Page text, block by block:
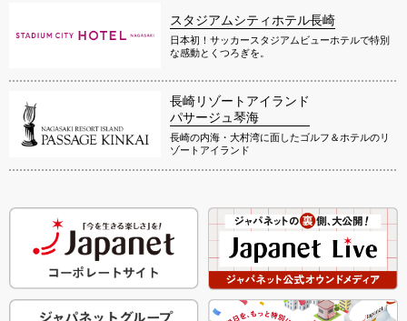
スタジアムシティホテル長崎
日本初！サッカースタジアムビューホテルで特別
な感動とくつろぎを。
長崎リゾートアイランド
パサージュ琴海
長崎の内海・大村湾に面したゴルフ＆ホテルのリ
ゾートアイランド